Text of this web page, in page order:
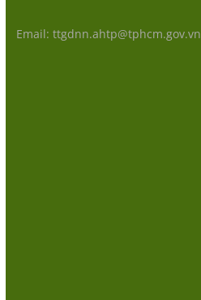
Email: ttgdnn.ahtp@tphcm.gov.vn